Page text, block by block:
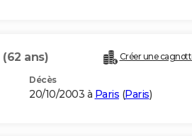
(62 ans) Créer une
Décès
20/10/2003 à Paris (Paris)